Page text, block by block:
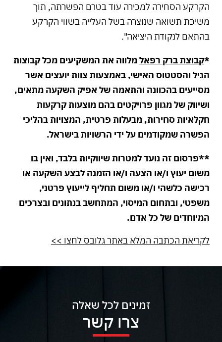
הקרקע הסחירה למכירה עוד בטרם הפשרתה, תוך
משיכת תשואה שנוצרה בשל העלייה בשווי הקרקע
בהתאם לנקודת היציאה".
*קבוצת ברק רפאלמלווה את המשקיעים מכל קבוצות
הגיל והסטטוס האישי, באמצעות צוות יועצים אשר
מסייעים בהכוונה והתאמה של אפיק השקעה מתאים,
ושיווק של מגוון פרויקטים בהם מוצעות קרקעות
חקלאיות סחירות, מבעלות פרטית, המצויות בהליכי
הפשרה שמקודמים על ידי הרשויות בישראל.
**פרסום זה נועד למטרות שיווקיות בלבד, ואין בו
משום יעוץ ו/או הצעה ו/או הזמנה לבצע השקעה או
רכישה כלשהי ו/או משום תחליף לייעוץ פרטני,
משפטי, ובתחום המיסוי, המתחשב בנתונים ובצרכים
המיוחדים של כל אדם.
לקריאת הכתבה המלא באתר גלובס לחצו >>
זמינים לכל שאלה
צרו קשר